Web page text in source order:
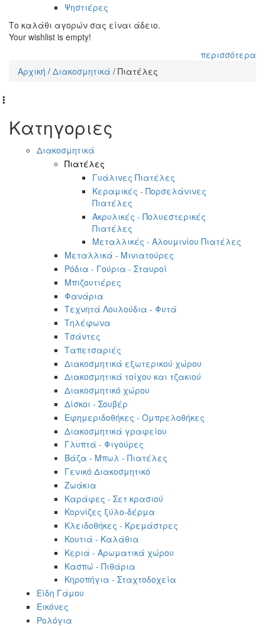
Ψηστιέρες
Το καλάθι αγορών σας είναι άδειο.
Your wishlist is empty!
περισσότερα
Είστε εδώ
Αρχική / Διακοσμητικά / Πιατέλες
Κατηγοριες
Διακοσμητικά
Πιατέλες
Γυάλινες Πιατέλες
Κεραμικές - Πορσελάνινες
Πιατέλες
Ακρυλικές - Πολυεστερικές
Πιατέλες
Μεταλλικές - Αλουμινίου Πιατέλες
Μεταλλικά - Μινιατούρες
Ρόδια - Γούρια - Σταυροί
Μπιζουτιέρες
Φανάρια
Τεχνητά Λουλούδια - Φυτά
Τηλέφωνα
Τσάντες
Ταπετσαριές
Διακοσμητικά εξωτερικού χώρου
Διακοσμητικά τοίχου και τζακιού
Διακοσμητικό χώρου
Δίσκοι - Σουβέρ
Εφημεριδοθήκες - Ομπρελοθήκες
Διακοσμητικά γραφείου
Γλυπτά - Φιγούρες
Βάζα - Μπωλ - Πιατέλες
Γενικό Διακοσμητικό
Ζωάκια
Καράφες - Σετ κρασιού
Κορνίζες ξύλο-δέρμα
Κλειδοθήκες - Κρεμάστρες
Κουτιά - Καλάθια
Κεριά - Αρωματικά χώρου
Κασπώ - Πιθάρια
Κηροπήγια - Σταχτοδοχεία
Είδη Γάμου
Εικόνες
Ρολόγια